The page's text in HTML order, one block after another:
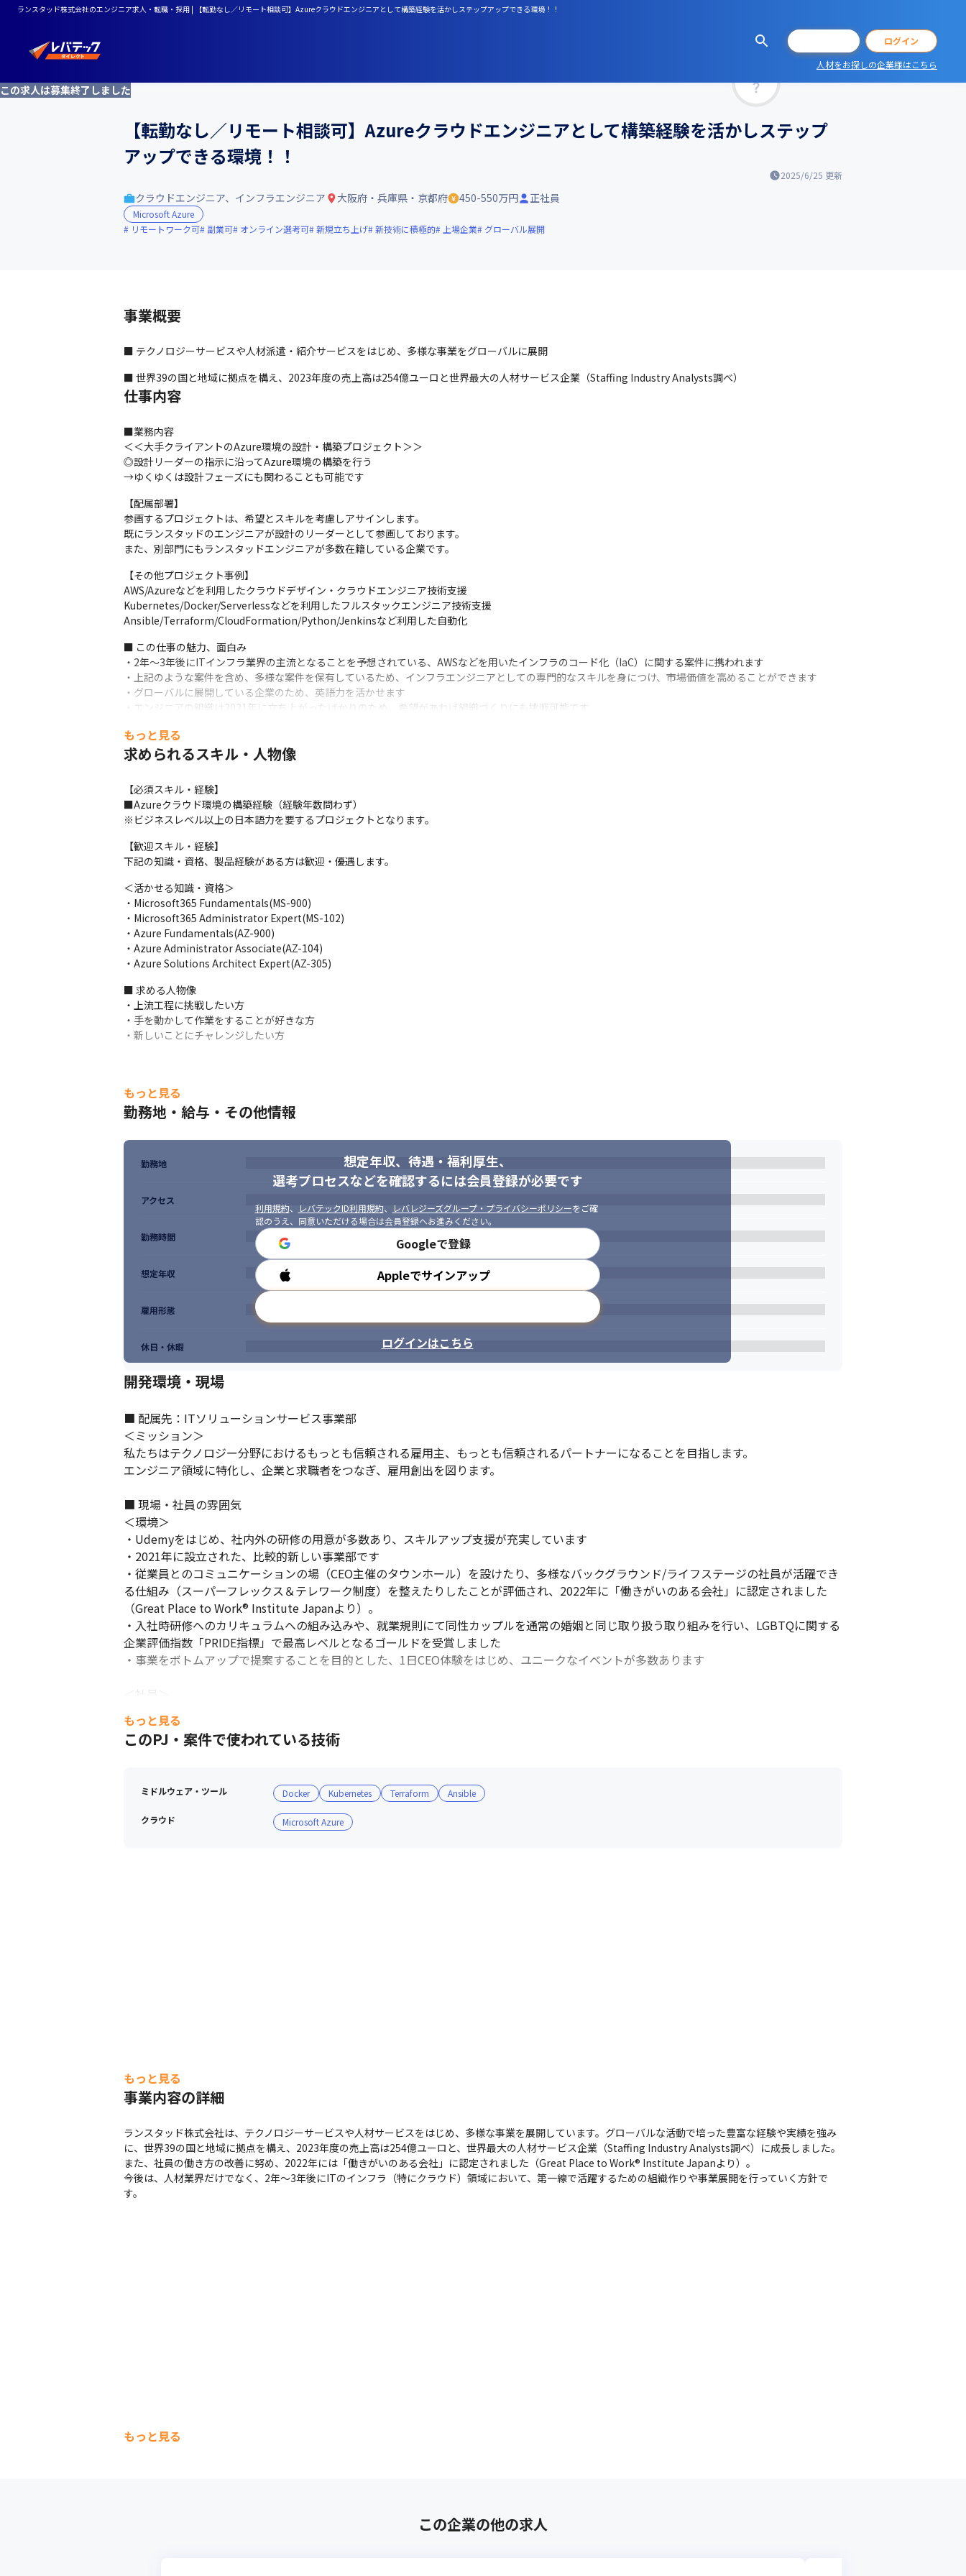
ランスタッド株式会社のエンジニア求人・転職・採用 | 【転勤なし／リモート相談可】Azureクラウドエンジニアとして構築経験を活かしステップアップできる環境！！
ログイン
人材をお探しの企業様はこちら
この求人は募集終了しました
【転勤なし／リモート相談可】Azureクラウドエンジニアとして構築経験を活かしステップ
アップできる環境！！
2025/6/25 更新
クラウドエンジニア、インフラエンジニア 大阪府・兵庫県・京都府 450-550万円 正社員
Microsoft Azure
リモートワーク可
副業可 オンライン選考可 新規立ち上げ 新技術に積極的 上場企業 グローバル展開
事業概要
■ テクノロジーサービスや人材派遣・紹介サービスをはじめ、多様な事業をグローバルに展開
■ 世界39の国と地域に拠点を構え、2023年度の売上高は254億ユーロと世界最大の人材サービス企業（Staffing Industry Analysts調べ）
仕事内容
■業務内容
＜＜大手クライアントのAzure環境の設計・構築プロジェクト＞＞
◎設計リーダーの指示に沿ってAzure環境の構築を行う
→ゆくゆくは設計フェーズにも関わることも可能です
【配属部署】
参画するプロジェクトは、希望とスキルを考慮しアサインします。
既にランスタッドのエンジニアが設計のリーダーとして参画しております。
また、別部門にもランスタッドエンジニアが多数在籍している企業です。
【その他プロジェクト事例】
AWS/Azureなどを利用したクラウドデザイン・クラウドエンジニア技術支援
Kubernetes/Docker/Serverlessなどを利用したフルスタックエンジニア技術支援
Ansible/Terraform/CloudFormation/Python/Jenkinsなど利用した自動化
■ この仕事の魅力、面白み
・2年～3年後にITインフラ業界の主流となることを予想されている、AWSなどを用いたインフラのコード化（IaC）に関する案件に携われます
・上記のような案件を含め、多様な案件を保有しているため、インフラエンジニアとしての専門的なスキルを身につけ、市場価値を高めることができます
・グローバルに展開している企業のため、英語力を活かせます
・エンジニアの組織は2021年に立ち上がったばかりのため、希望があれば組織づくりにも挑戦可能です
もっと見る
求められるスキル・人物像
【必須スキル・経験】
■Azureクラウド環境の構築経験（経験年数問わず）
※ビジネスレベル以上の日本語力を要するプロジェクトとなります。
【歓迎スキル・経験】
下記の知識・資格、製品経験がある方は歓迎・優遇します。
＜活かせる知識・資格＞
・Microsoft365 Fundamentals(MS-900)
・Microsoft365 Administrator Expert(MS-102)
・Azure Fundamentals(AZ-900)
・Azure Administrator Associate(AZ-104)
・Azure Solutions Architect Expert(AZ-305)
■ 求める人物像
・上流工程に挑戦したい方
・手を動かして作業をすることが好きな方
・新しいことにチャレンジしたい方
もっと見る
勤務地・給与・その他情報
想定年収、待遇・福利厚生、
選考プロセスなどを確認するには会員登録が必要です
利用規約、 レバテックID利用規約、 レバレジーズグループ・プライバシーポリシーをご確
認のうえ、同意いただける場合は会員登録へお進みください。
Googleで登録
Appleでサインアップ
ログインはこちら
勤務地
アクセス
勤務時間
想定年収
雇用形態
休日・休暇
開発環境・現場
■ 配属先：ITソリューションサービス事業部
＜ミッション＞
私たちはテクノロジー分野におけるもっとも信頼される雇用主、もっとも信頼されるパートナーになることを目指します。
エンジニア領域に特化し、企業と求職者をつなぎ、雇用創出を図ります。
■ 現場・社員の雰囲気
＜環境＞
・Udemyをはじめ、社内外の研修の用意が多数あり、スキルアップ支援が充実しています
・2021年に設立された、比較的新しい事業部です
・従業員とのコミュニケーションの場（CEO主催のタウンホール）を設けたり、多様なバックグラウンド/ライフステージの社員が活躍でき
る仕組み（スーパーフレックス＆テレワーク制度）を整えたりしたことが評価され、2022年に「働きがいのある会社」に認定されました
（Great Place to Work® Institute Japanより）。
・入社時研修へのカリキュラムへの組み込みや、就業規則にて同性カップルを通常の婚姻と同じ取り扱う取り組みを行い、LGBTQに関する
企業評価指数「PRIDE指標」で最高レベルとなるゴールドを受賞しました
・事業をボトムアップで提案することを目的とした、1日CEO体験をはじめ、ユニークなイベントが多数あります
＜社員＞
・社員同士の意見交換や知識の共有が活発に行われており、さまざまなテーマでコミュニティが立ち上がっています
・2024年11月現在、エンジニアチームでは、上記のようなコミュニティづくりを行っている最中です
・20代、30代のメンバーが多いです（2024年11月時点）
もっと見る
このPJ・案件で使われている技術
ミドルウェア・ツール Docker Kubernetes Terraform Ansible
クラウド Microsoft Azure
もっと見る
事業内容の詳細
ランスタッド株式会社は、テクノロジーサービスや人材サービスをはじめ、多様な事業を展開しています。グローバルな活動で培った豊富な経験や実績を強み
に、世界39の国と地域に拠点を構え、2023年度の売上高は254億ユーロと、世界最大の人材サービス企業（Staffing Industry Analysts調べ）に成長しました。
また、社員の働き方の改善に努め、2022年には「働きがいのある会社」に認定されました（Great Place to Work® Institute Japanより）。
今後は、人材業界だけでなく、2年～3年後にITのインフラ（特にクラウド）領域において、第一線で活躍するための組織作りや事業展開を行っていく方針で
す。
もっと見る
この企業の他の求人